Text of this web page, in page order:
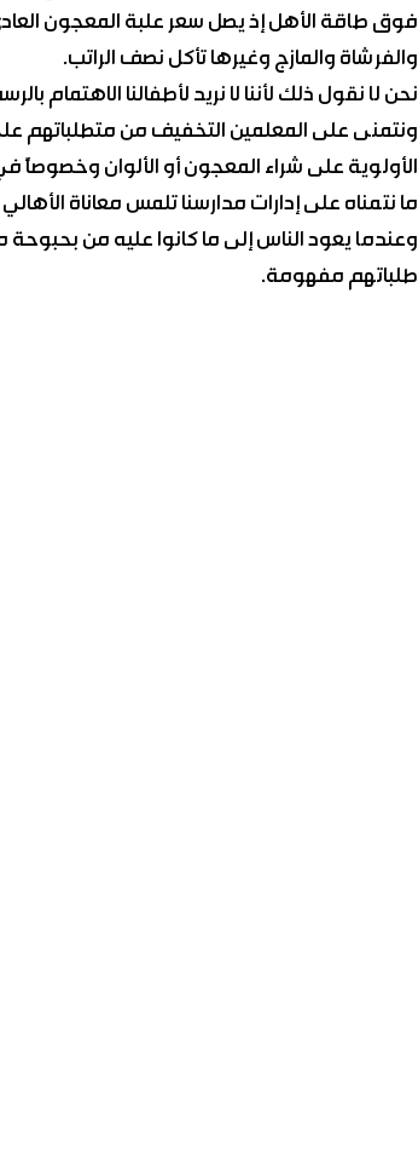
والفرشاة والمازج وغيرها تأكل نصف الراتب.
نحن لا نقول ذلك لأننا لا نريد لأطفالنا
ونتمنى على المعلمين التخفيف من متطلباتهم على
الأولوية على شراء المعجون أو الألوان
ما نتمناه على إدارات مدارسنا تلمس معاناة
وعندما يعود الناس إلى ما كانوا عليه من
طلباتهم مفهومة.